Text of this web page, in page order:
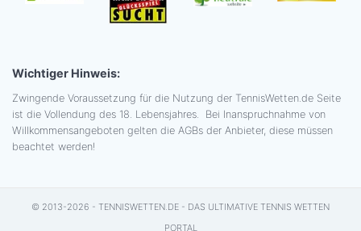
Wichtiger Hinweis:
Zwingende Voraussetzung für die Nutzung der TennisWetten.de Seite
ist die Vollendung des 18. Lebensjahres. Bei Inanspruchnahme von
Willkommensangeboten gelten die AGBs der Anbieter, diese müssen
beachtet werden!
© 2013-2026 - TENNISWETTEN.DE - DAS ULTIMATIVE TENNIS WETTEN
PORTAL